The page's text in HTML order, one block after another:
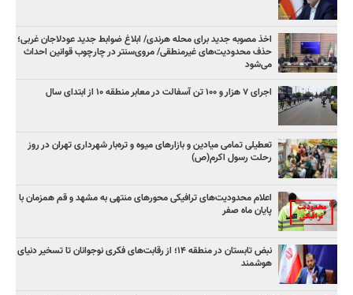
اخذ مصوبه جدید برای محله هرندی/ ابلاغ ضوابط جدید عودلاجان غربی؛
حذف محدودیت‌های غیرمنطقی/ مروی‌سنتر در چارچوب قوانین احداث
می‌شود
اجرای ۷ هزار و ۱۰۰ تن آسفالت در معابر منطقه ۱۰ از ابتدای سال
تعطیلی تمامی میادین و بازارهای میوه و تره‌بار شهرداری تهران در روز
رحلت رسول اکرم(ص)
اعلام محدودیت‌های ترافیکی محورهای منتهی به مشهد و قم همزمان با
پایان ماه صفر
نبض تابستان در منطقه ۱۴؛ از رقابت‌های فکری نوجوانان تا تسخیر دنیای
هوشمند